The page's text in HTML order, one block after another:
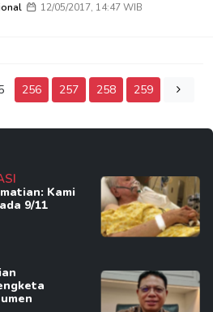
12/05/2017, 14:47 WIB
256 257 258 259
Kami
9/11